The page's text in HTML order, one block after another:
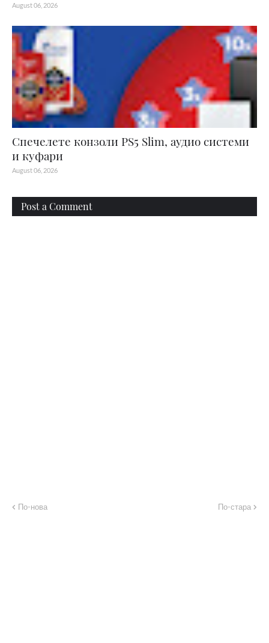
August 06, 2026
Спечелете конзоли PS5 Slim, аудио системи
и куфари
August 06, 2026
Post a Comment
По-нова По-стара